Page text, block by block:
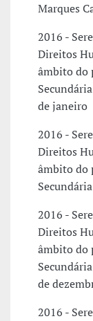
Marques
2016 -
Direitos
âmbito do
de janeiro
2016 -
Direitos
âmbito do
2016 -
Direitos
âmbito do
de
2016 -